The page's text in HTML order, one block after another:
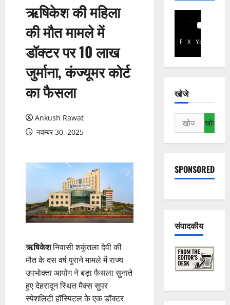
ऋषिकेश की महिला
की मौत मामले में
डॉक्टर पर 10 लाख
जुर्माना, कंज्यूमर कोर्ट
का फैसला
Ankush Rawat
नवम्बर 30, 2025
ऋषिकेशनिवासी शकुंतला देवी की
मौत के दस वर्ष पुराने मामले में राज्य
उपभोक्ता आयोग ने बड़ा फैसला सुनाते
हुए देहरादून स्थित मैक्स सुपर
स्पेशलिटी हॉस्पिटल के एक डॉक्टर
Facebook
X YouTube
खोजे
निम्न
को
खोजें:
SPONSORED
संपादकीय